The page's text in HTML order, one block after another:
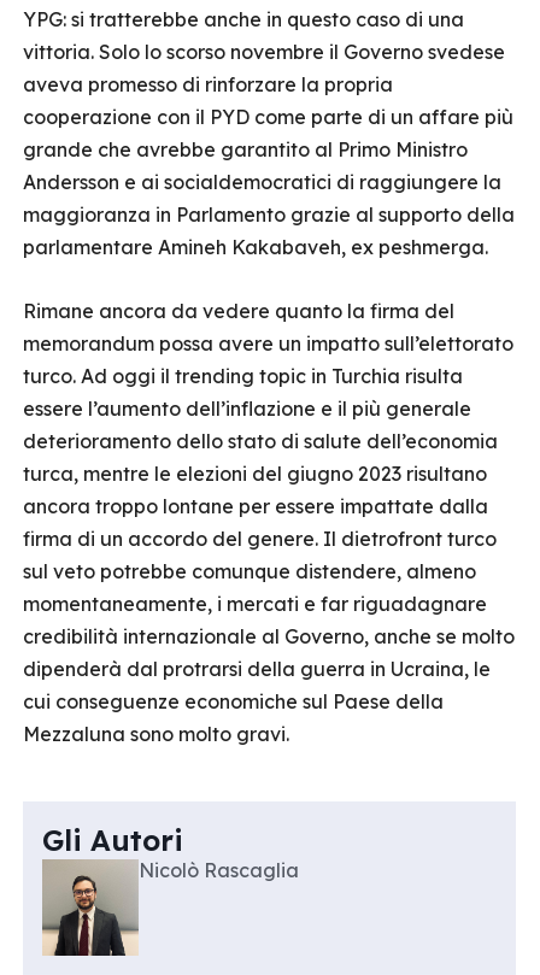
YPG: si tratterebbe anche in questo caso di una
vittoria. Solo lo scorso novembre il Governo svedese
aveva promesso di rinforzare la propria
cooperazione con il PYD come parte di un affare più
grande che avrebbe garantito al Primo Ministro
Andersson e ai socialdemocratici di raggiungere la
maggioranza in Parlamento grazie al supporto della
parlamentare Amineh Kakabaveh, ex peshmerga.
Rimane ancora da vedere quanto la firma del
memorandum possa avere un impatto sull’elettorato
turco. Ad oggi il trending topic in Turchia risulta
essere l’aumento dell’inflazione e il più generale
deterioramento dello stato di salute dell’economia
turca, mentre le elezioni del giugno 2023 risultano
ancora troppo lontane per essere impattate dalla
firma di un accordo del genere. Il dietrofront turco
sul veto potrebbe comunque distendere, almeno
momentaneamente, i mercati e far riguadagnare
credibilità internazionale al Governo, anche se molto
dipenderà dal protrarsi della guerra in Ucraina, le
cui conseguenze economiche sul Paese della
Mezzaluna sono molto gravi.
Gli Autori
Nicolò Rascaglia